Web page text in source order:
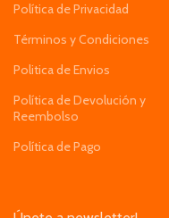
Política de Privacidad
Términos y Condiciones
Politica de Envios
Política de Devolución y
Reembolso
Política de Pago